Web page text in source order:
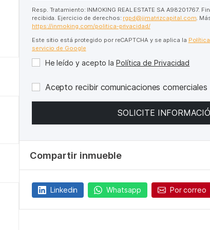
Resp. Tratamiento: INMOKING REAL ESTATE SA A98201767.
recibida. Ejercicio de derechos: rgpd@jjmatrizcapital.com .
https://inmoking.com/politica-privacidad/
Este sitio está protegido por reCAPTCHA y se aplica la
servicio de Google
He leído y acepto laPolítica de Privacidad
Acepto recibir comunicaciones comerciales
SOLICITE
Compartir inmueble
Linkedin Whatsapp Por correo